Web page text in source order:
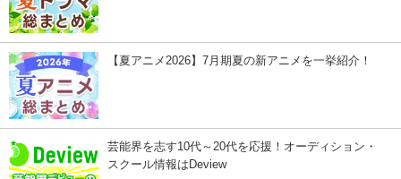
【夏アニメ2026】7月期夏の新アニメを一挙紹介！
芸能界を志す10代～20代を応援！オーディション・
スクール情報はDeview